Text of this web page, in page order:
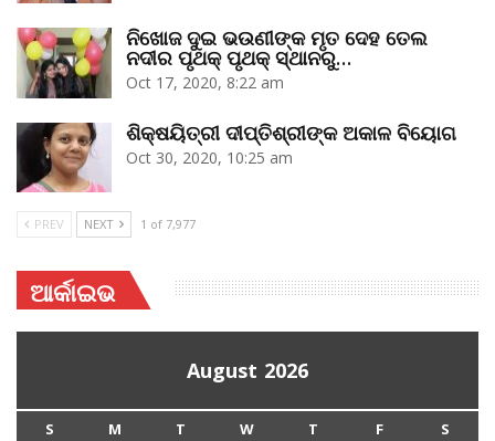
ନିଖୋଜ ଦୁଇ ଭଉଣୀଙ୍କ ମୃତ ଦେହ ତେଲ
ନଦୀର ପୃଥକ୍‌ ପୃଥକ୍‌ ସ୍ଥାନରୁ…
Oct 17, 2020, 8:22 am
ଶିକ୍ଷୟିତ୍ରୀ ଦୀପ୍ତିଶ୍ରୀଙ୍କ ଅକାଳ ବିୟୋଗ
Oct 30, 2020, 10:25 am
PREV NEXT 1 of 7,977
ଆର୍କାଇଭ
August 2026
S M T W T F S